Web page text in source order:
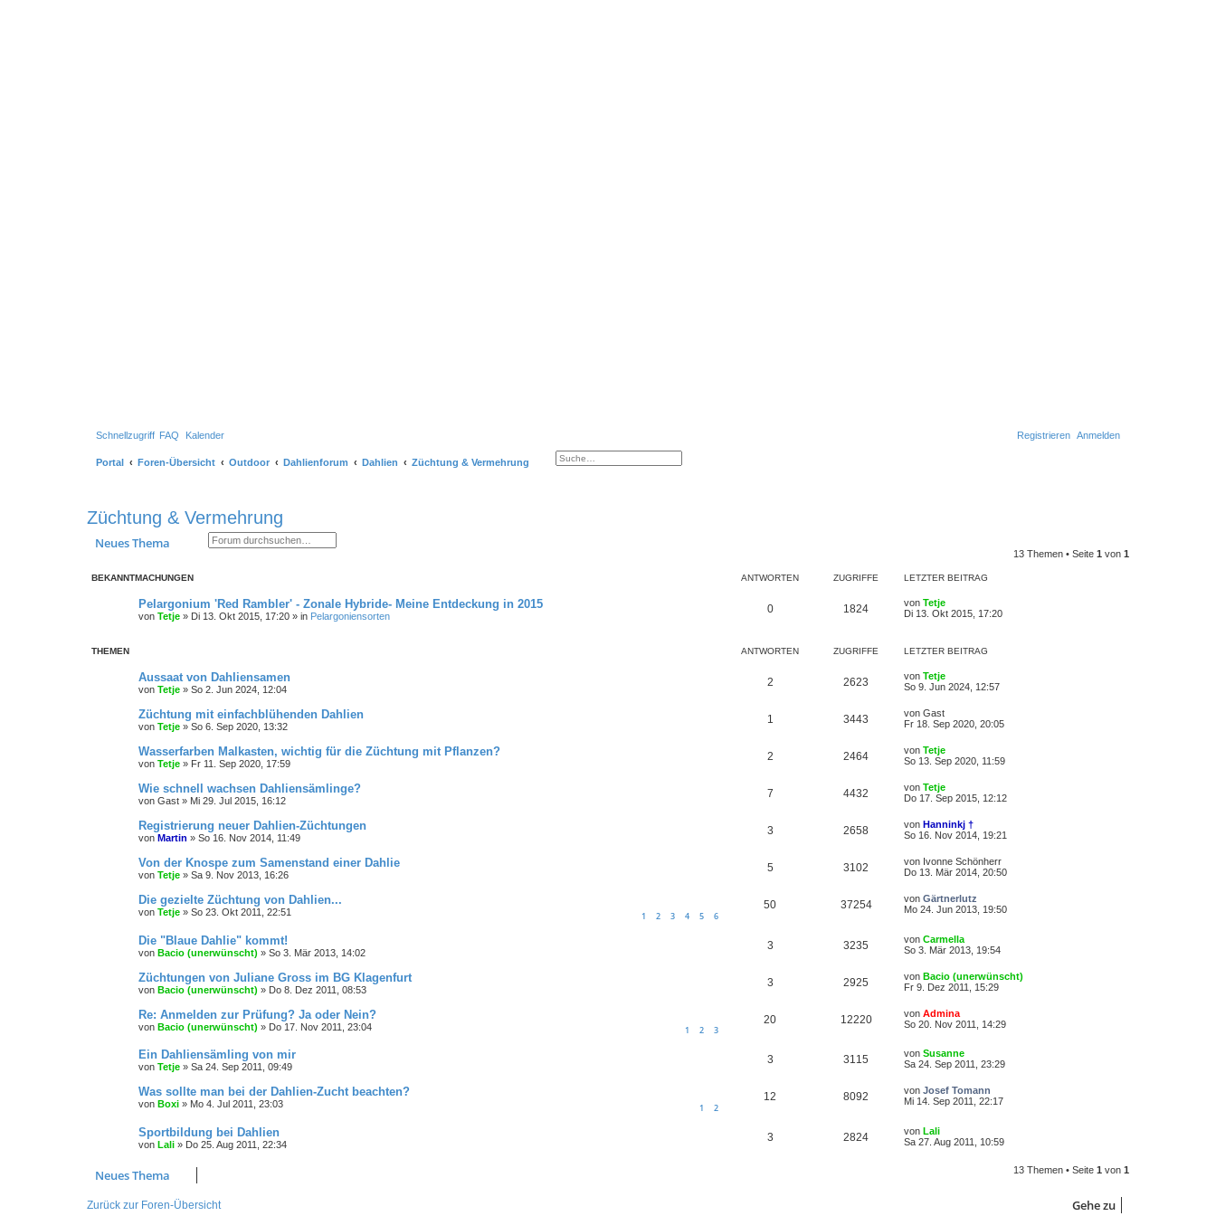
Schnellzugriff FAQ Kalender Anmelden
Registrieren
Portal Foren-Übersicht Outdoor Dahlienforum Dahlien Züchtung & Vermehrung Suche
Erweiterte Suche
h
Züchtung & Vermehrung
Neues Thema Suche
Erweiterte Suche
13 Themen • Seite 1 von 1
BEKANNTMACHUNGEN ANTWORTEN ZUGRIFFE LETZTER BEITRAG
Pelargonium 'Red Rambler' - Zonale Hybride- Meine Entdeckung in 2015
von Tetje » Di 13. Okt 2015, 17:20 » in Pelargoniensorten
0 1824 von Tetje
Di 13. Okt 2015, 17:20
THEMEN ANTWORTEN ZUGRIFFE LETZTER BEITRAG
Aussaat von Dahliensamen
von Tetje » So 2. Jun 2024, 12:04
2 2623 von Tetje
So 9. Jun 2024, 12:57
Züchtung mit einfachblühenden Dahlien
von Tetje » So 6. Sep 2020, 13:32
1 3443 von Gast
Fr 18. Sep 2020, 20:05
Wasserfarben Malkasten, wichtig für die Züchtung mit Pflanzen?
von Tetje » Fr 11. Sep 2020, 17:59
2 2464 von Tetje
So 13. Sep 2020, 11:59
Wie schnell wachsen Dahliensämlinge?
von Gast » Mi 29. Jul 2015, 16:12
7 4432 von Tetje
Do 17. Sep 2015, 12:12
Registrierung neuer Dahlien-Züchtungen
von Martin » So 16. Nov 2014, 11:49
3 2658 von Hanninkj †
So 16. Nov 2014, 19:21
Von der Knospe zum Samenstand einer Dahlie
von Tetje » Sa 9. Nov 2013, 16:26
5 3102 von Ivonne Schönherr
Do 13. Mär 2014, 20:50
Die gezielte Züchtung von Dahlien...
von Tetje » So 23. Okt 2011, 22:51 1 2 3 4 5 6
50 37254 von Gärtnerlutz
Mo 24. Jun 2013, 19:50
Die "Blaue Dahlie" kommt!
von Bacio (unerwünscht) » So 3. Mär 2013, 14:02
3 3235 von Carmella
So 3. Mär 2013, 19:54
Züchtungen von Juliane Gross im BG Klagenfurt
von Bacio (unerwünscht) » Do 8. Dez 2011, 08:53
3 2925 von Bacio (unerwünscht)
Fr 9. Dez 2011, 15:29
Re: Anmelden zur Prüfung? Ja oder Nein?
von Bacio (unerwünscht) » Do 17. Nov 2011, 23:04 1 2 3
20 12220 von Admina
So 20. Nov 2011, 14:29
Ein Dahliensämling von mir
von Tetje » Sa 24. Sep 2011, 09:49
3 3115 von Susanne
Sa 24. Sep 2011, 23:29
Was sollte man bei der Dahlien-Zucht beachten?
von Boxi » Mo 4. Jul 2011, 23:03 1 2
12 8092 von Josef Tomann
Mi 14. Sep 2011, 22:17
Sportbildung bei Dahlien
von Lali » Do 25. Aug 2011, 22:34
3 2824 von Lali
Sa 27. Aug 2011, 10:59
Neues Thema 13 Themen • Seite 1 von 1
Zurück zur Foren-Übersicht Gehe zu